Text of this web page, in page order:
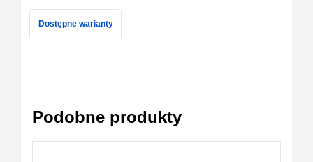
Dostępne warianty
Podobne produkty